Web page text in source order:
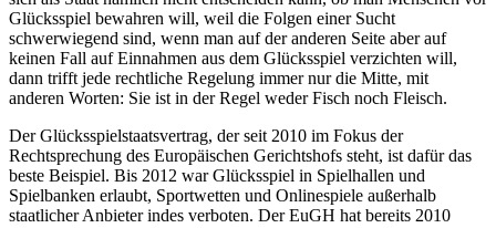
Glücksspiel bewahren will, weil die Folgen einer Sucht
schwerwiegend sind, wenn man auf der anderen Seite aber auf
keinen Fall auf Einnahmen aus dem Glücksspiel verzichten will,
dann trifft jede rechtliche Regelung immer nur die Mitte, mit
anderen Worten: Sie ist in der Regel weder Fisch noch Fleisch.
Der Glücksspielstaatsvertrag, der seit 2010 im Fokus der
Rechtsprechung des Europäischen Gerichtshofs steht, ist dafür das
beste Beispiel. Bis 2012 war Glücksspiel in Spielhallen und
Spielbanken erlaubt, Sportwetten und Onlinespiele außerhalb
staatlicher Anbieter indes verboten. Der EuGH hat bereits 2010